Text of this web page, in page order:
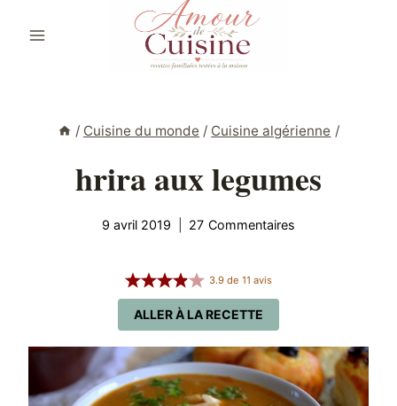
/ Cuisine du monde / Cuisine algérienne /
hrira aux legumes
9 avril 2019 27 Commentaires
ALLER À LA RECETTE
3.9de 11 avis